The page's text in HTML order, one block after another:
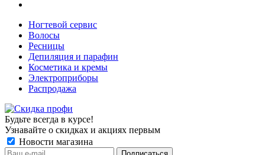
Ногтевой сервис
Волосы
Ресницы
Депиляция и парафин
Косметика и кремы
Электроприборы
Распродажа
Будьте всегда в курсе!
Узнавайте о скидках и акциях первым
Новости магазина